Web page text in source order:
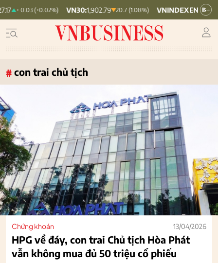
0.03 (+0.02%) VN30:1,902.79 20.7 (1.08%) VNINDEX: 1,764.78 19.87 (1.11%)
# con trai chủ tịch
Chứng khoán 13/04/2026
HPG về đáy, con trai Chủ tịch Hòa Phát
vẫn không mua đủ 50 triệu cổ phiếu